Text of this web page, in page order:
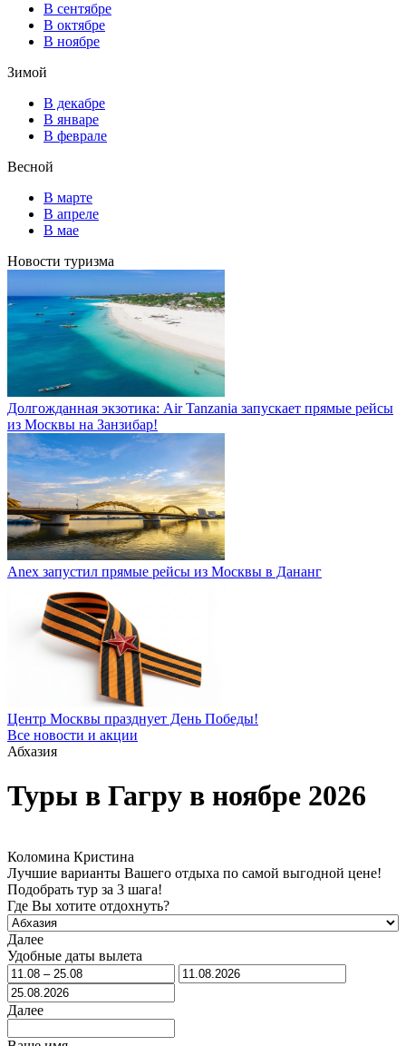
В сентябре
В октябре
В ноябре
Зимой
В декабре
В январе
В феврале
Весной
В марте
В апреле
В мае
Новости туризма
Долгожданная экзотика: Air Tanzania запускает прямые рейсы
из Москвы на Занзибар!
Anex запустил прямые рейсы из Москвы в Дананг
Центр Москвы празднует День Победы!
Все новости и акции
Абхазия
Туры в Гагру в ноябре 2026
Коломина Кристина
Лучшие варианты Вашего отдыха по самой выгодной цене!
Подобрать тур за 3 шага!
Где Вы хотите отдохнуть?
Далее
Удобные даты вылета
Далее